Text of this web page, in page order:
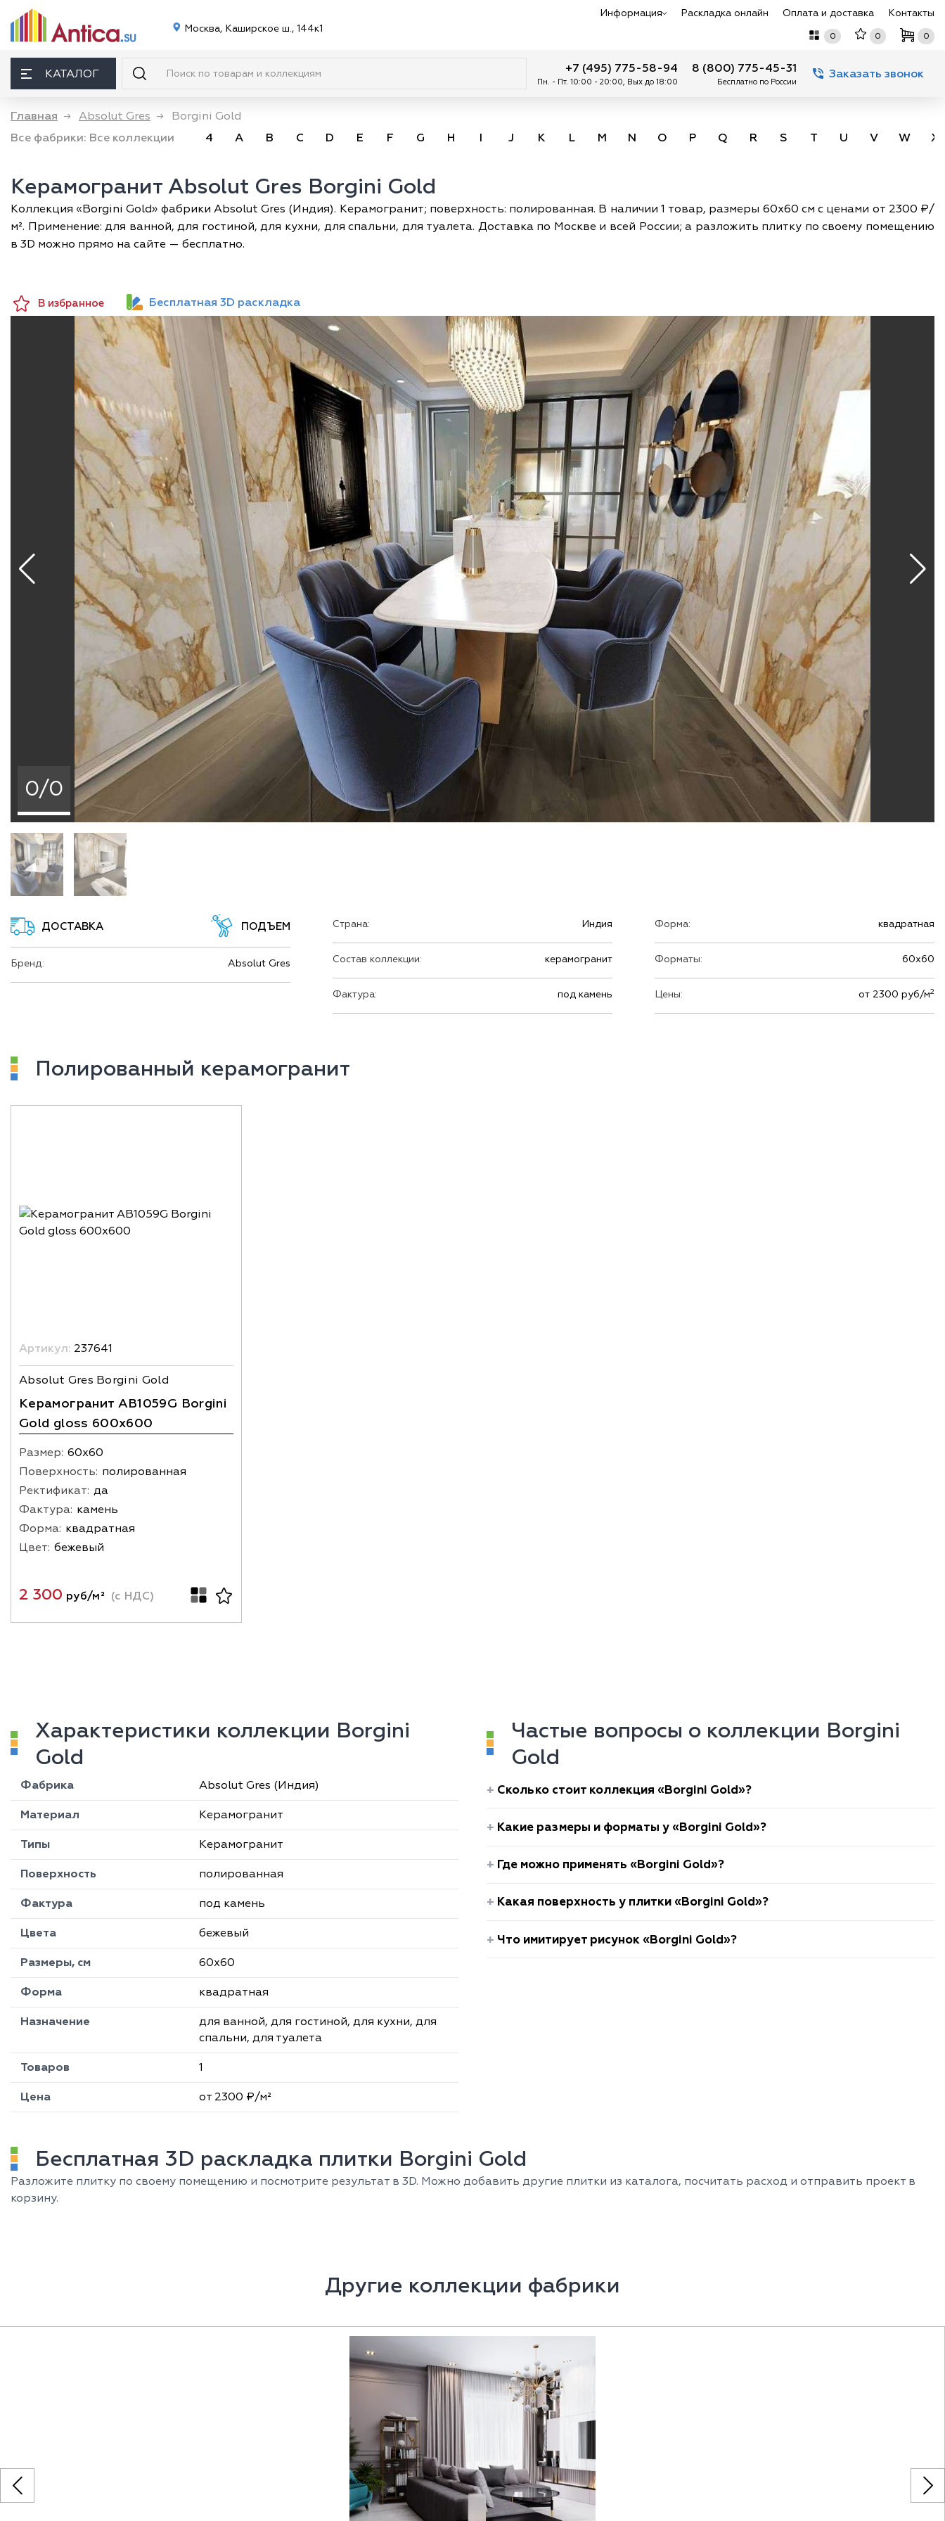
Москва, Каширское ш., 144к1
Информация Раскладка онлайн Оплата и доставка Контакты
0 0 0
КАТАЛОГ +7 (495) 775-58-94
Пн. - Пт. 10:00 - 20:00, Вых до 18:00
8 (800) 775-45-31
Бесплатно по России
Заказать звонок
Главная → Absolut Gres →
Borgini Gold
Все фабрики: Все коллекции 4 A B C D E F G H I J K L M N O P Q R S T U V W X
Керамогранит Absolut Gres Borgini Gold
Коллекция «Borgini Gold» фабрики Absolut Gres (Индия). Керамогранит; поверхность: полированная. В наличии 1 товар, размеры 60х60 см с ценами от 2300 ₽/
м². Применение: для ванной, для гостиной, для кухни, для спальни, для туалета. Доставка по Москве и всей России; а разложить плитку по своему помещению
в 3D можно прямо на сайте — бесплатно.
В избранное Бесплатная 3D раскладка
0/0
ДОСТАВКА ПОДЪЕМ
Бренд: Absolut Gres
Страна: Индия
Состав коллекции: керамогранит
Фактура: под камень
Форма: квадратная
Форматы: 60х60
Цены: от 2300 руб/м2
Полированный керамогранит
Артикул: 237641
Absolut Gres Borgini Gold
Керамогранит AB1059G Borgini
Gold gloss 600х600
Размер: 60х60
Поверхность: полированная
Ректификат: да
Фактура: камень
Форма: квадратная
Цвет: бежевый
2 300 руб/м² (с НДС)
Характеристики коллекции Borgini
Gold
Фабрика Absolut Gres (Индия)
Материал Керамогранит
Типы Керамогранит
Поверхность полированная
Фактура под камень
Цвета бежевый
Размеры, см 60х60
Форма квадратная
Назначение
для ванной, для гостиной, для кухни, для
спальни, для туалета
Товаров 1
Цена от 2300 ₽/м²
Частые вопросы о коллекции Borgini
Gold
Сколько стоит коллекция «Borgini Gold»?
Какие размеры и форматы у «Borgini Gold»?
Где можно применять «Borgini Gold»?
Какая поверхность у плитки «Borgini Gold»?
Что имитирует рисунок «Borgini Gold»?
Бесплатная 3D раскладка плитки Borgini Gold
Разложите плитку по своему помещению и посмотрите результат в 3D. Можно добавить другие плитки из каталога, посчитать расход и отправить проект в
корзину.
Другие коллекции фабрики